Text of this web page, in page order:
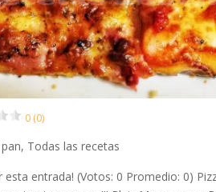
0 (0)
, Todas las recetas
esta entrada! (Votos: 0 Promedio: 0)